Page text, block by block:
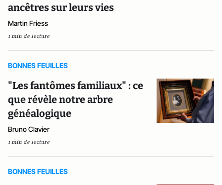
ancêtres sur leurs vies
Martin Friess
1 min de lecture
BONNES FEUILLES
"Les fantômes familiaux" : ce
que révèle notre arbre
généalogique
Bruno Clavier
1 min de lecture
BONNES FEUILLES